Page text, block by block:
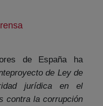
de España ha
de Ley de
jurídica en el
contra la corrupción